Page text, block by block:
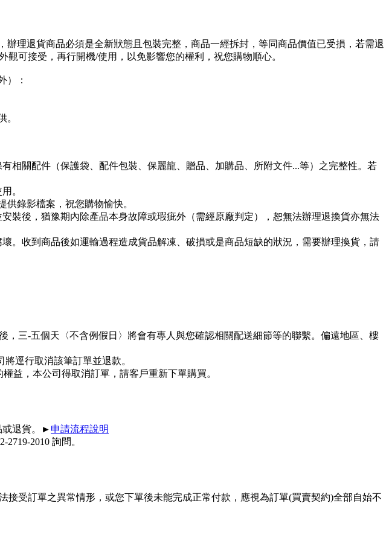
，辦理退貨商品必須是全新狀態且包裝完整，商品一經拆封，等同商品價值已受損，若需退
可接受，再行開機/使用，以免影響您的權利，祝您購物順心。
）：
。
相關配件（保護袋、配件包裝、保麗龍、贈品、加購品、所附文件...等）之完整性。若
。
錄影檔案，祝您購物愉快。
裝後，猶豫期內除產品本身故障或瑕疵外（需經原廠判定），恕無法辦理退換貨亦無法
。收到商品後如運輸過程造成貨品解凍、破損或是商品短缺的狀況，需要辦理換貨，請
三-五個天〈不含例假日〉將會有專人與您確認相關配送細節等的聯繫。偏遠地區、樓
逕行取消該筆訂單並退款。
益，本公司得取消訂單，請客戶重新下單購買。
或退貨。► 申請流程說明
2719-2010 詢問。
受訂單之異常情形，或您下單後未能完成正常付款，應視為訂單(買賣契約)全部自始不